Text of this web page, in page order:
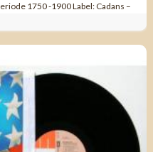
1750 -1900 Label: Cadans –